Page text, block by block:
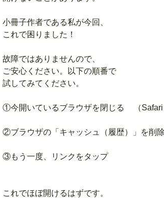
小冊子作者である私が今回、
これで困りました！
故障ではありませんので、
ご安心ください。
以下の順番で
試してみてください。
①今開いているブラウザを閉じる （Safari /
②ブラウザの「キャッシュ（履歴）」を削除
③もう一度、リンクをタップ
これでほぼ開けるはずです。